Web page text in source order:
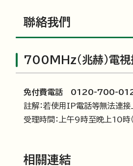
聯絡我們
700MHz（兆赫）電
免付費電話 0120-700-
註解：若使用IP電話等無法連
受理時間：上午9時至晚上10時
相關連結